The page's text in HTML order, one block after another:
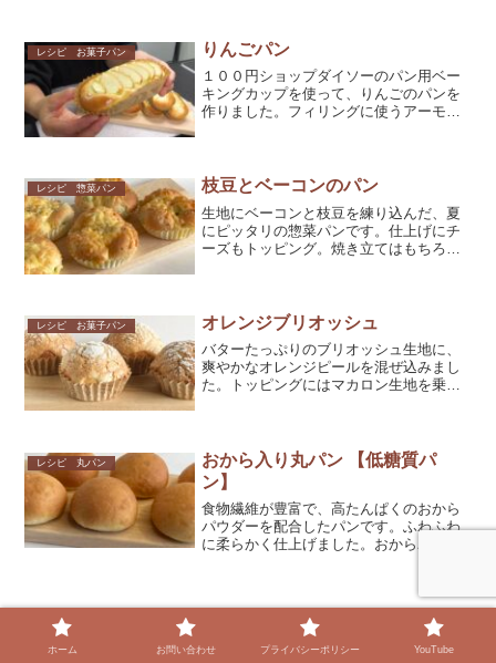
ています。成形は丸め直しするだけの簡
単成型！型も手軽に手にはいる１００均
のパウンド型を使用しています。是非作
ってみてください。
レシピ お菓子パン りんごパン
１００円ショップダイソーのパン用ベー
キングカップを使って、りんごのパンを
作りました。フィリングに使うアーモン
しました。パン生地は扱いやすいので、
パン作り初心者さんでも作れます。是非
作ってみてください。
レシピ 惣菜パン 枝豆とベーコンのパン
生地にベーコンと枝豆を練り込んだ、夏
にピッタリの惣菜パンです。仕上げにチ
ーズもトッピング。焼き立てはもちろ
レシピ お菓子パン オレンジブリオッシュ
バターたっぷりのブリオッシュ生地に、
爽やかなオレンジピールを混ぜ込みまし
た。トッピングにはマカロン生地を乗せ
用しています。是非作ってみてくださ
い。
レシピ 丸パン
おから入り丸パン 【低糖質パ
ン】
食物繊維が豊富で、高たんぱくのおから
パウダーを配合したパンです。ふわふわ
に柔らかく仕上げました。おからパウダ
スポンサーリンク
ホーム お問い合わせ プライバシーポリシー YouTube